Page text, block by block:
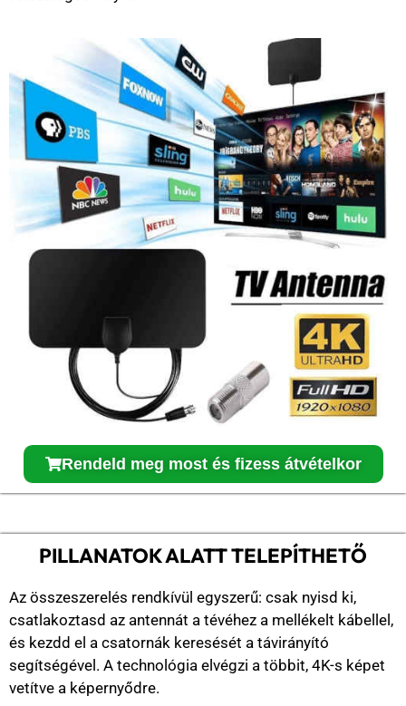
Rendeld meg most és fizess átvételkor
PILLANATOK ALATT TELEPÍTHETŐ
Az összeszerelés rendkívül egyszerű: csak nyisd ki,
csatlakoztasd az antennát a tévéhez a mellékelt kábellel,
és kezdd el a csatornák keresését a távirányító
segítségével. A technológia elvégzi a többit, 4K-s képet
vetítve a képernyődre.